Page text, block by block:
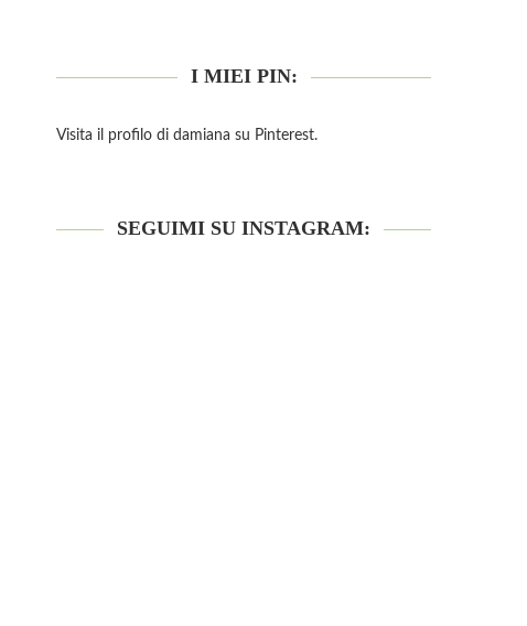
I MIEI PIN:
Visita il profilo di damiana su Pinterest.
SEGUIMI SU INSTAGRAM: